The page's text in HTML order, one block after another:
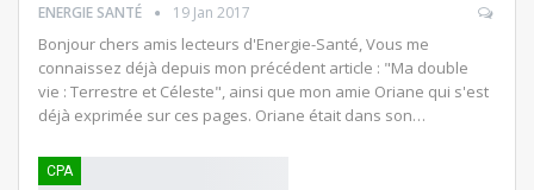
ENERGIE SANTÉ 19 Jan 2017
Bonjour chers amis lecteurs d'Energie-Santé, Vous me
connaissez déjà depuis mon précédent article : "Ma double
vie : Terrestre et Céleste", ainsi que mon amie Oriane qui s'est
déjà exprimée sur ces pages. Oriane était dans son…
CPA